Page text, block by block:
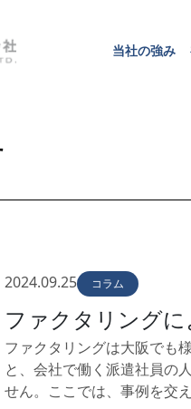
当社の強み
2024.09.25 コラム
ファクタリングに
ファクタリングは大阪でも
と、会社で働く派遣社員の
せん。ここでは、事例を交